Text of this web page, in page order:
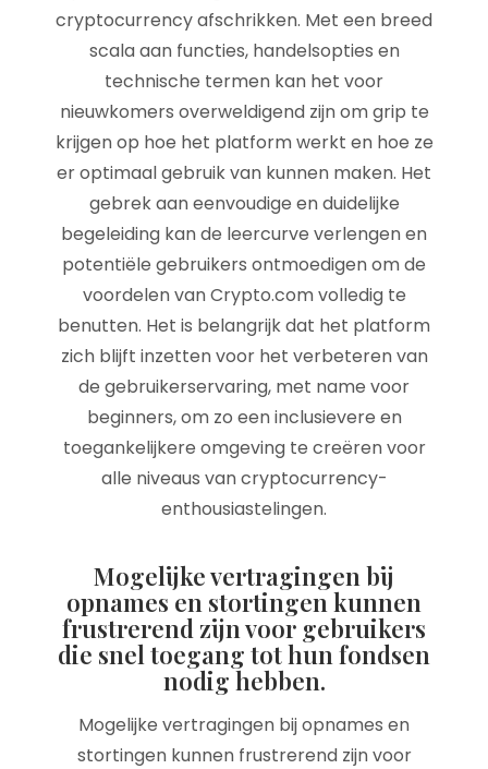
cryptocurrency afschrikken. Met een breed
scala aan functies, handelsopties en
technische termen kan het voor
nieuwkomers overweldigend zijn om grip te
krijgen op hoe het platform werkt en hoe ze
er optimaal gebruik van kunnen maken. Het
gebrek aan eenvoudige en duidelijke
begeleiding kan de leercurve verlengen en
potentiële gebruikers ontmoedigen om de
voordelen van Crypto.com volledig te
benutten. Het is belangrijk dat het platform
zich blijft inzetten voor het verbeteren van
de gebruikerservaring, met name voor
beginners, om zo een inclusievere en
toegankelijkere omgeving te creëren voor
alle niveaus van cryptocurrency-
enthousiastelingen.
Mogelijke vertragingen bij
opnames en stortingen kunnen
frustrerend zijn voor gebruikers
die snel toegang tot hun fondsen
nodig hebben.
Mogelijke vertragingen bij opnames en
stortingen kunnen frustrerend zijn voor